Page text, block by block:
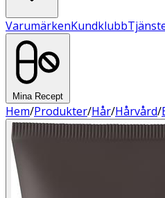
VarumärkenKundklubb
Mina Recept
Hem/Produkter/Hår/Hårvård/